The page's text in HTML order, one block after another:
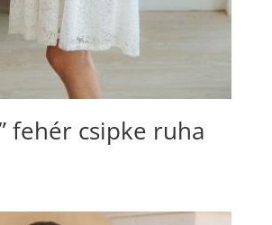
fehér csipke ruha